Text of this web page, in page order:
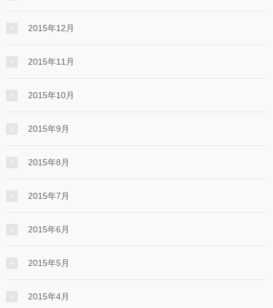
2015年12月
2015年11月
2015年10月
2015年9月
2015年8月
2015年7月
2015年6月
2015年5月
2015年4月